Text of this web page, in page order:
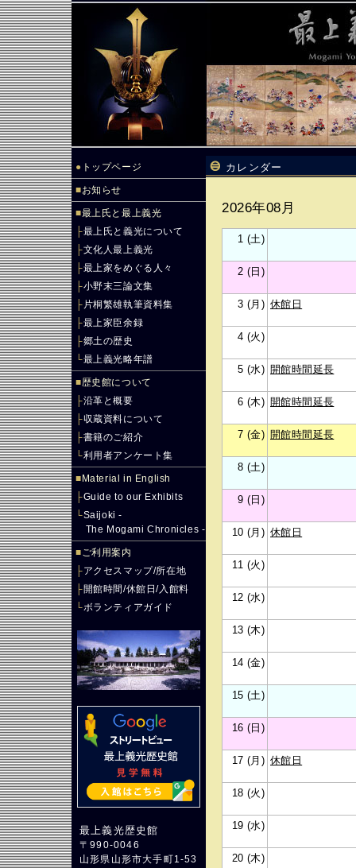
● トップページ
■お知らせ
■最上氏と最上義光
├最上氏と義光について
├文化人最上義光
├最上家をめぐる人々
├小野末三論文集
├ 片桐繁雄執筆資料集
├最上家臣余録
├郷土の歴史
└最上義光略年譜
■歴史館について
├沿革と概要
├収蔵資料について
├書籍のご紹介
└利用者アンケート集
■ Material in English
├Guide to our Exhibits
└Saijoki -
The Mogami Chronicles -
■ご利用案内
├アクセスマップ/所在地
├開館時間/休館日/入館料
└ボランティアガイド
最上義光歴史館
〒990-0046
山形県山形市大手町1-53
カレンダー
2026年08月
1 (土)
2 (日)
3 (月) 休館日
4 (火)
5 (水) 開館時間延長
6 (木) 開館時間延長
7 (金) 開館時間延長
8 (土)
9 (日)
10 (月) 休館日
11 (火)
12 (水)
13 (木)
14 (金)
15 (土)
16 (日)
17 (月) 休館日
18 (火)
19 (水)
20 (木)